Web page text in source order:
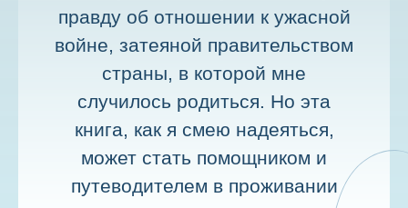
правду об отношении к ужасной
войне, затеяной правительством
страны, в которой мне
случилось родиться. Но эта
книга, как я смею надеяться,
может стать помощником и
путеводителем в проживании